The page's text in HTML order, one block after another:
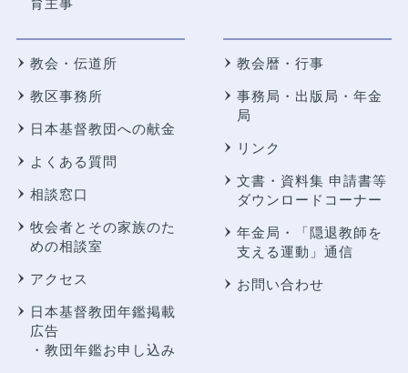
育主事
教会・伝道所
教区事務所
日本基督教団への献金
よくある質問
相談窓口
牧会者とその家族のた
めの相談室
アクセス
日本基督教団年鑑掲載
広告
・教団年鑑お申し込み
教会暦・行事
事務局・出版局・年金
局
リンク
文書・資料集 申請書等
ダウンロードコーナー
年金局・
「隠退教師を
支える運動」通信
お問い合わせ